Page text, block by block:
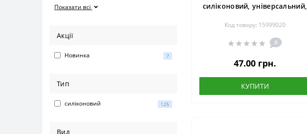
Показати всі
Акції
Новинка 7
Тип
силіконовий 125
Вид
силіконовий, універсальний,
Код товару: 15999020
0
47.00 грн.
КУПИТИ